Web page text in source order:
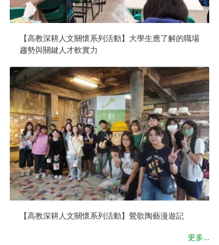
【高教深耕人文關懷系列活動】大學生應了解的職場
趨勢與關鍵人才軟實力
【高教深耕人文關懷系列活動】鶯歌陶藝漫遊記
更多...